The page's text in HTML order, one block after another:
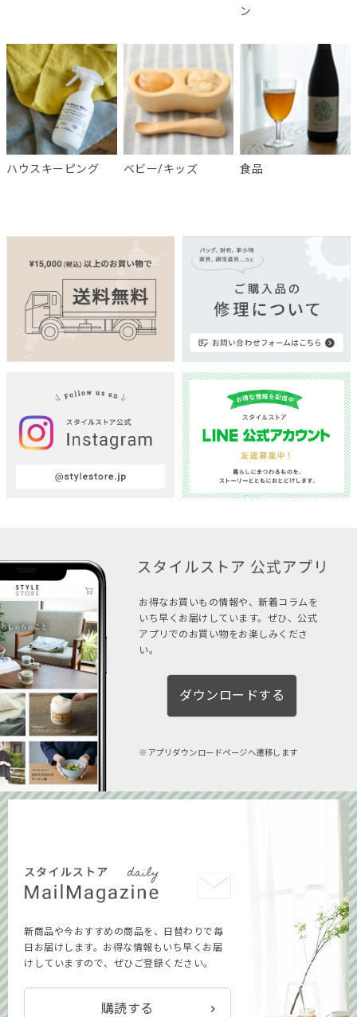
ン
ハウスキーピング ベビー/キッズ 食品
お得なお買いもの情報や、新着コラムを
いち早くお届けしています。ぜひ、公式
アプリでのお買い物をお楽しみくださ
い。
ダウンロードする
アプリダウンロードページへ遷移します
新商品や今おすすめの商品を、日替わりで毎
日お届けします。お得な情報もいち早くお届
けしていますので、ぜひご登録ください。
購読する